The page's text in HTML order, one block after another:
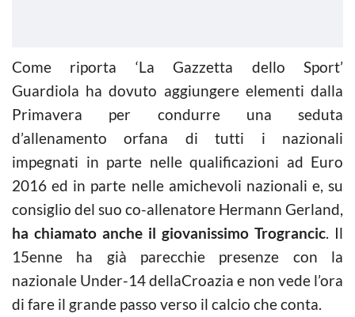
Come riporta ‘La Gazzetta dello Sport’
Guardiola ha dovuto aggiungere elementi dalla
Primavera per condurre una seduta
d’allenamento orfana di tutti i nazionali
impegnati in parte nelle qualificazioni ad Euro
2016 ed in parte nelle amichevoli nazionali e, su
consiglio del suo co-allenatore Hermann Gerland,
ha chiamato anche il giovanissimo Trograncic. Il
15enne ha già parecchie presenze con la
nazionale Under-14 dellaCroazia e non vede l’ora
di fare il grande passo verso il calcio che conta.